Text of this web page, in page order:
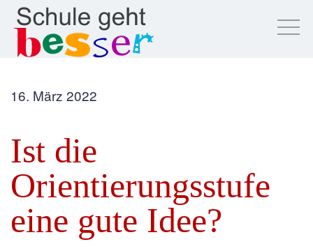
16. März 2022
Ist die
Orientierungsstufe
eine gute Idee?